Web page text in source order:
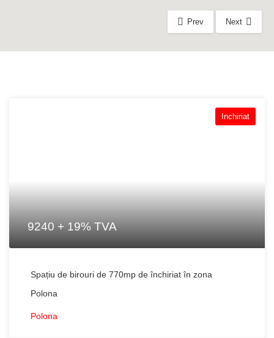
Prev Next
Inchiriat
9240 + 19% TVA
Spațiu de birouri de 770mp de închiriat în zona
Polona
Polona